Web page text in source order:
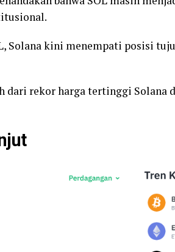
Solana kini menempati posisi
rekor harga tertinggi Solana